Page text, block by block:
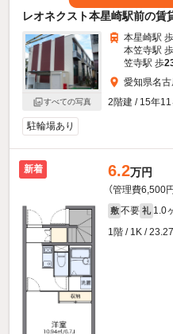
レオネクスト本星崎駅前の賃
すべての写真
本星崎駅 歩
本笠寺駅 歩
笠寺駅 歩
愛知県名
2階建 / 15年11
駐輪場あり
新着 6.2万円
（管理費6,500円
敷 不要 礼 1.0
1階 / 1K /